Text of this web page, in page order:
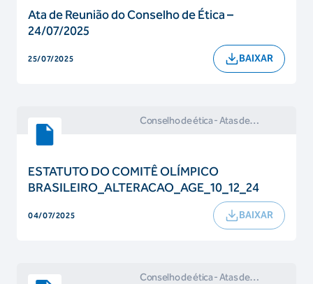
Ata de Reunião do Conselho de Ética –
24/07/2025
25/07/2025 BAIXAR
Conselho de ética- Atas de
ESTATUTO DO COMITÊ OLÍMPICO
BRASILEIRO_ALTERACAO_AGE_10_12_24
04/07/2025 BAIXAR
Conselho de ética- Atas de